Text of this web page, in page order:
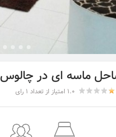
ساحل ماسه ای در چالوس
1.0 امتیاز از تعداد 1 رای